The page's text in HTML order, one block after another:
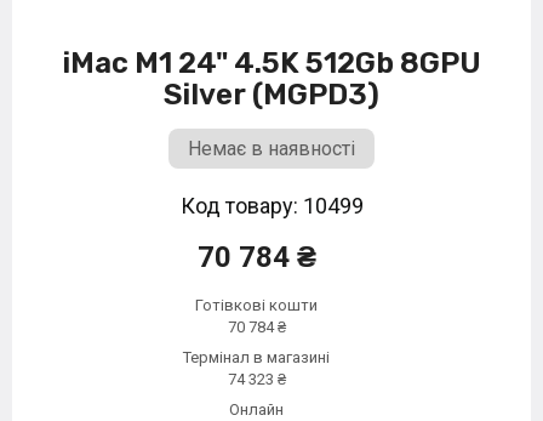
iMac M1 24" 4.5K 512Gb 8GPU
Silver (MGPD3)
Немає в наявності
Код товару: 10499
70 784 ₴
Готівкові кошти
70 784 ₴
Термінал в магазині
74 323 ₴
Онлайн